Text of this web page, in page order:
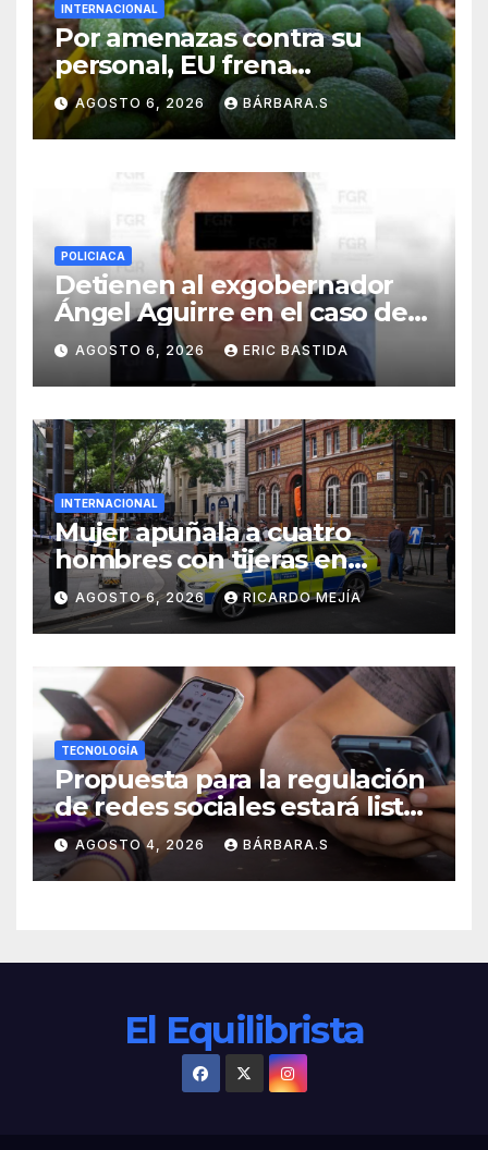
INTERNACIONAL
Por amenazas contra su
personal, EU frena
exportación de aguacate
AGOSTO 6, 2026 BÁRBARA.S
POLICIACA
Detienen al exgobernador
Ángel Aguirre en el caso de
la desaparición de los 43
estudiantes de Ayotzinapa
AGOSTO 6, 2026 ERIC BASTIDA
INTERNACIONAL
Mujer apuñala a cuatro
hombres con tijeras en
Londres: «Es una persona sin
hogar»
AGOSTO 6, 2026 RICARDO MEJÍA
TECNOLOGÍA
Propuesta para la regulación
de redes sociales estará lista
a finales de agosto:
Sheinbaum
AGOSTO 4, 2026 BÁRBARA.S
El Equilibrista